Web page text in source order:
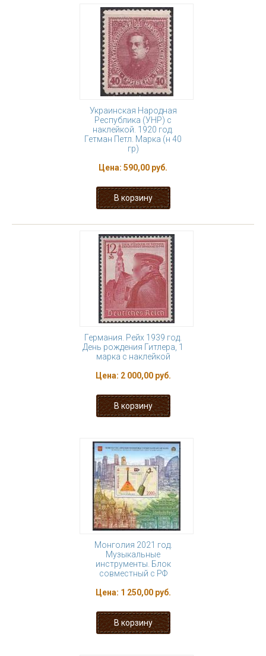
Украинская Народная
Республика (УНР) с
наклейкой. 1920 год.
Гетман Петл. Марка (н 40
гр)
Цена: 590,00 руб.
Германия. Рейх 1939 год.
День рождения Гитлера, 1
марка с наклейкой
Цена: 2 000,00 руб.
Монголия 2021 год.
Музыкальные
инструменты. Блок
совместный с РФ
Цена: 1 250,00 руб.